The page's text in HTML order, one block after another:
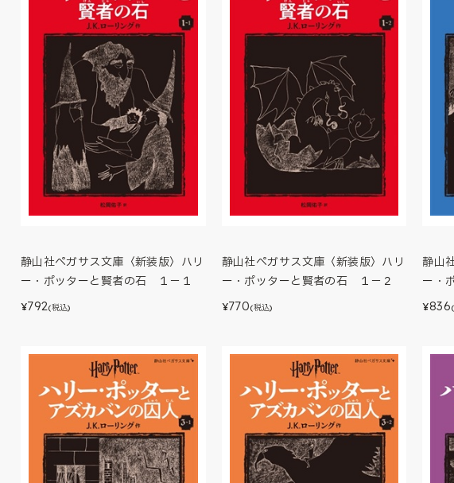
静山社ペガサス文庫〈新装版〉ハリ
ー・ポッターと賢者の石 １－１
¥792(税込)
静山社ペガサス文庫〈新装版〉ハリ
ー・ポッターと賢者の石 １－２
¥770(税込)
静山
ー・
¥836